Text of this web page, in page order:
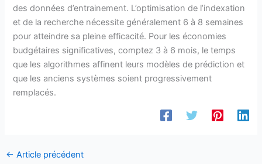
des données d’entrainement. L’optimisation de l’indexation
et de la recherche nécessite généralement 6 à 8 semaines
pour atteindre sa pleine efficacité. Pour les économies
budgétaires significatives, comptez 3 à 6 mois, le temps
que les algorithmes affinent leurs modèles de prédiction et
que les anciens systèmes soient progressivement
remplacés.
← Article précédent